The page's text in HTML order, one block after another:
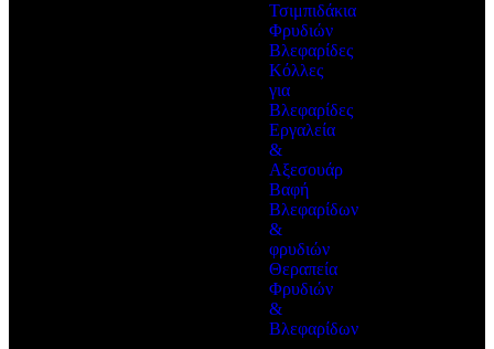
Τσιμπιδάκια
Φρυδιών
Βλεφαρίδες
Κόλλες
για
Βλεφαρίδες
Εργαλεία
&
Αξεσουάρ
Βαφή
Βλεφαρίδων
&
φρυδιών
Θεραπεία
Φρυδιών
&
Βλεφαρίδων